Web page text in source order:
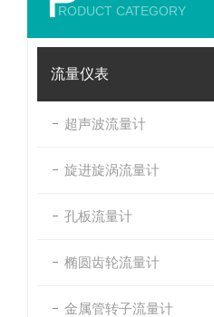
RODUCT CATEGORY
流量仪表
超声波流量计
旋进旋涡流量计
孔板流量计
椭圆齿轮流量计
金属管转子流量计